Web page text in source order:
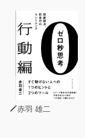
赤羽 雄二